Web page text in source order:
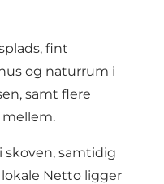
fint
og naturrum i
samt flere
skoven, samtidig
Netto ligger